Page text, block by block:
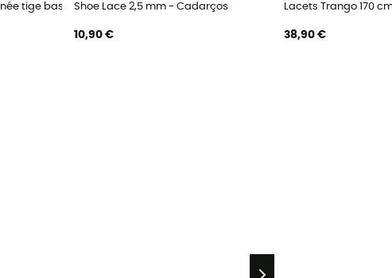
tige basse LowaShoe Lace 2,5 mm - Cadarços
10,90 €
Lacets Trango 170
38,90 €